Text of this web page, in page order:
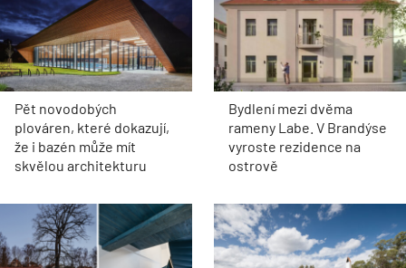
Pět novodobých
plováren, které dokazují,
že i bazén může mít
skvělou architekturu
Bydlení mezi dvěma
rameny Labe. V Brandýse
vyroste rezidence na
ostrově